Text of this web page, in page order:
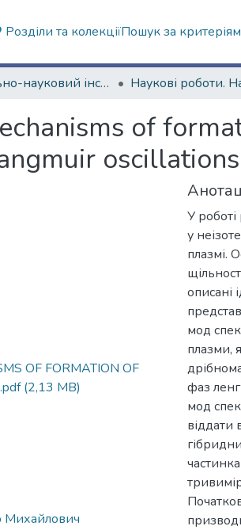
Розділи та колекціїПошук за
Навчально-науковий інститут комп'ютерних наук та штучного інтелекту
of
OF FORMATION OF
(2,13 MB)
Михайлович
У
у
плазмі.
описані
мод
плазми,
фаз
мод